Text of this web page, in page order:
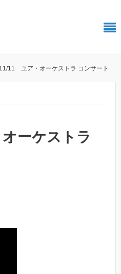
11/11 ユア・オーケストラ コンサート
ーケストラ